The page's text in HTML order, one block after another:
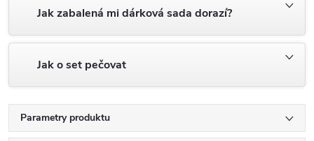
Jak zabalená mi dárková sada dorazí?
Jak o set pečovat
Parametry produktu